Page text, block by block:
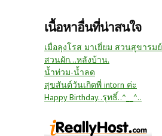
เนื้อหาอื่นที่น่าสนใจ
เมื่อลุงโรส มาเยี่ยม สวนสุขารมย์
สวนผัก...หลังบ้าน.
น้ำท่วม-น้ำลด
สุขสันต์วันเกิดพี่ intorn ค่ะ
Happy Birthday..รุทธิ์..^__^..